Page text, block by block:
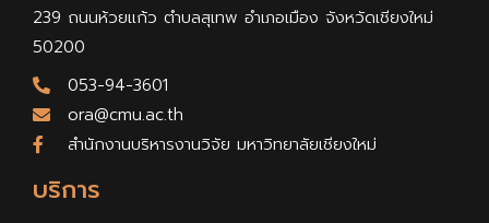
บริการ
239 ถนนห้วยแก้ว ตำบลสุเทพ อำเภอเมือง จังหวัดเชียงใหม่
50200
053-94-3601
ora@cmu.ac.th
สำนักงานบริหารงานวิจัย มหาวิทยาลัยเชียงใหม่